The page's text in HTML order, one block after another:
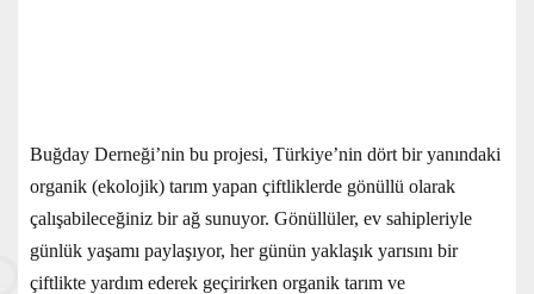
Buğday Derneği’nin bu projesi, Türkiye’nin dört bir yanındaki
organik (ekolojik) tarım yapan çiftliklerde gönüllü olarak
çalışabileceğiniz bir ağ sunuyor. Gönüllüler, ev sahipleriyle
günlük yaşamı paylaşıyor, her günün yaklaşık yarısını bir
çiftlikte yardım ederek geçirirken organik tarım ve